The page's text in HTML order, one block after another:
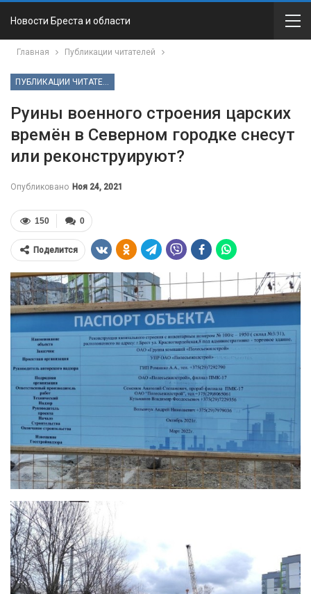
Новости Бреста и области
Главная Публикации читателей
ПУБЛИКАЦИИ ЧИТАТЕЛЕЙ
Руины военного строения царских
времён в Северном городке снесут
или реконструируют?
Опубликовано Ноя 24, 2021
0
150
Поделится